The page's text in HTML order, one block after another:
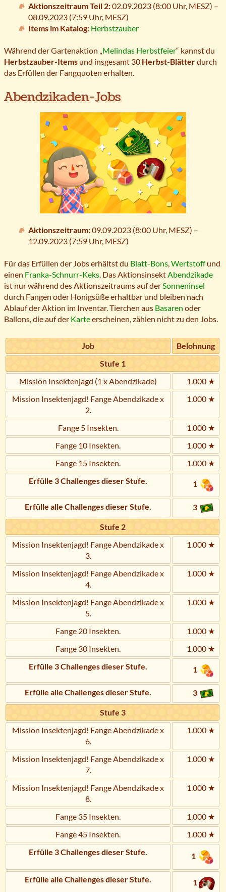
Aktionszeitraum Teil 2:02.09.2023 (8:00 Uhr, MESZ) –
08.09.2023 (7:59 Uhr, MESZ)
Items im Katalog: Herbstzauber
Während der Gartenaktion „Melindas Herbstfeier“ kannst du
Herbstzauber-Items und insgesamt 30 Herbst-Blätterdurch
das Erfüllen der Fangquoten erhalten.
Abendzikaden-Jobs
Aktionszeitraum:09.09.2023 (8:00 Uhr, MESZ) –
12.09.2023 (7:59 Uhr, MESZ)
Für das Erfüllen der Jobs erhältst du Blatt-Bons,Wertstoffund
einen Franka-Schnurr-Keks. Das AktionsinsektAbendzikade
ist nur während des Aktionszeitraums auf derSonneninsel
durch Fangen oder Honigsüße erhaltbar und bleiben nach
Ablauf der Aktion im Inventar. Tierchen aus Basaren oder
Ballons, die auf der Karteerscheinen, zählen nicht zu den Jobs.
Job
Belohnung
Stufe 1
Mission Insektenjagd (1 x Abendzikade)
1.000 ★
Mission Insektenjagd! Fange Abendzikade x
2.
1.000 ★
Fange 5 Insekten.
1.000 ★
Fange 10 Insekten.
1.000 ★
Fange 15 Insekten.
1.000 ★
Erfülle 3 Challenges dieser Stufe.
1
Erfülle alle Challenges dieser Stufe. 3
Stufe 2
Mission Insektenjagd! Fange Abendzikade x
3.
1.000 ★
Mission Insektenjagd! Fange Abendzikade x
4.
1.000 ★
Mission Insektenjagd! Fange Abendzikade x
5.
1.000 ★
Fange 20 Insekten.
1.000 ★
Fange 30 Insekten.
1.000 ★
Erfülle 3 Challenges dieser Stufe.
1
Erfülle alle Challenges dieser Stufe. 3
Stufe 3
Mission Insektenjagd! Fange Abendzikade x
6.
1.000 ★
Mission Insektenjagd! Fange Abendzikade x
7.
1.000 ★
Mission Insektenjagd! Fange Abendzikade x
8.
1.000 ★
Fange 35 Insekten.
1.000 ★
Fange 45 Insekten.
1.000 ★
Erfülle 3 Challenges dieser Stufe.
1
Erfülle alle Challenges dieser Stufe. 1